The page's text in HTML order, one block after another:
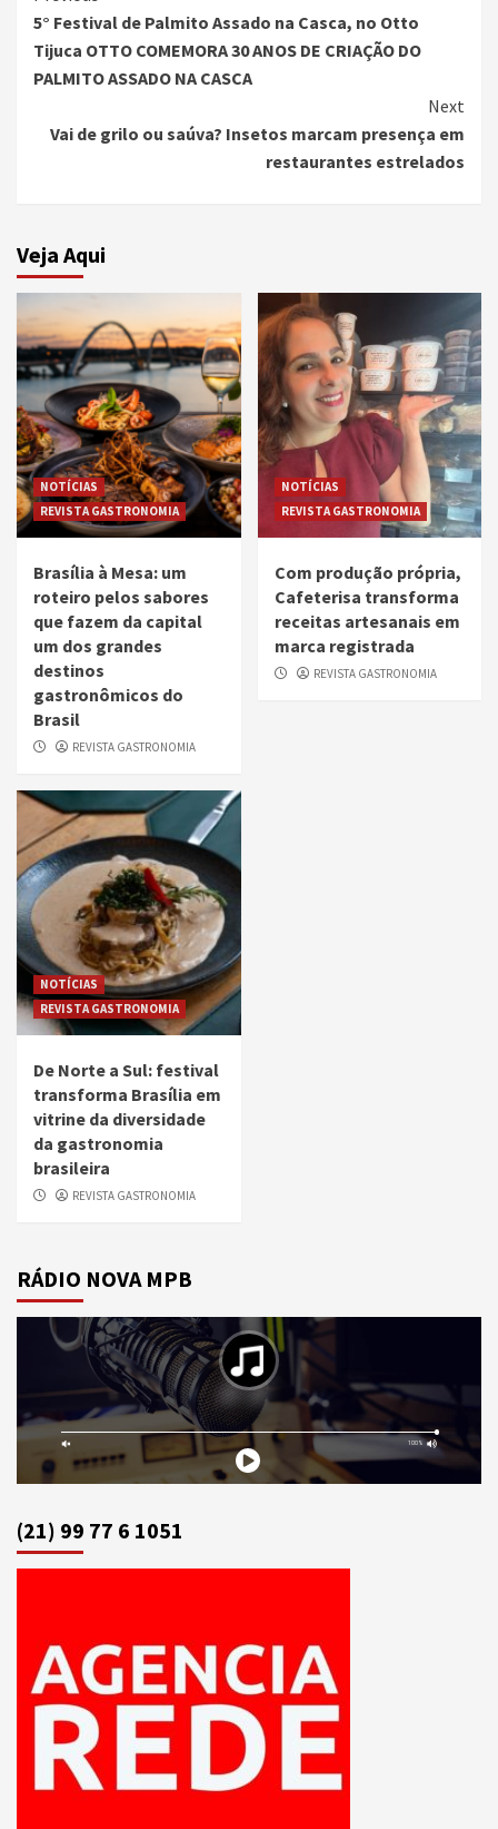
Reading
5° Festival de Palmito Assado na Casca, no Otto
Tijuca OTTO COMEMORA 30 ANOS DE CRIAÇÃO DO
PALMITO ASSADO NA CASCA
Next
Vai de grilo ou saúva? Insetos marcam presença em
restaurantes estrelados
Veja Aqui
NOTÍCIAS
REVISTA GASTRONOMIA
Brasília à Mesa: um
roteiro pelos sabores
que fazem da capital
um dos grandes
destinos
gastronômicos do
Brasil
REVISTA GASTRONOMIA
NOTÍCIAS
REVISTA GASTRONOMIA
Com produção própria,
Cafeterisa transforma
receitas artesanais em
marca registrada
REVISTA GASTRONOMIA
NOTÍCIAS
REVISTA GASTRONOMIA
De Norte a Sul: festival
transforma Brasília em
vitrine da diversidade
da gastronomia
brasileira
REVISTA GASTRONOMIA
RÁDIO NOVA MPB
(21) 99 77 6 1051